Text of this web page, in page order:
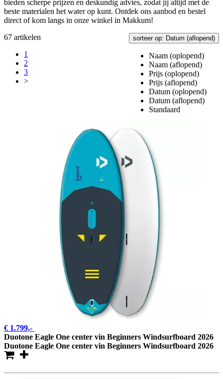
bieden scherpe prijzen en deskundig advies, zodat jij altijd met de
beste materialen het water op kunt. Ontdek ons aanbod en bestel
direct of kom langs in onze winkel in Makkum!
sorteer op: Datum (aflopend)
Naam (oplopend)
Naam (aflopend)
Prijs (oplopend)
Prijs (aflopend)
Datum (oplopend)
Datum (aflopend)
Standaard
67 artikelen
1
2
3
>
€ 1.799,-
Duotone Eagle One center vin Beginners Windsurfboard 2026
Duotone Eagle One center vin Beginners Windsurfboard 2026